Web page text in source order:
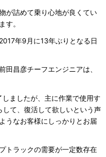
が詰めて乗り心地が良くてい
す。
年9月に13年ぶりとなる日
昌彦チーフエンジニアは、
ましたが、主に作業で使用す
て、復活して欲しいという声
うなお客様にしっかりとお届
トラックの需要が一定数存在